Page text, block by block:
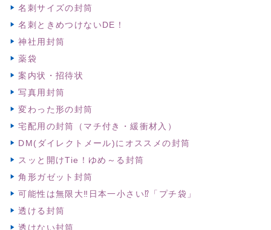
名刺サイズの封筒
名刺ときめつけないDE！
神社用封筒
薬袋
案内状・招待状
写真用封筒
変わった形の封筒
宅配用の封筒（マチ付き・緩衝材入）
DM(ダイレクトメール)にオススメの封筒
スッと開けTie！ゆめ～る封筒
角形ガゼット封筒
可能性は無限大‼日本一小さい⁉「プチ袋」
透ける封筒
透けない封筒